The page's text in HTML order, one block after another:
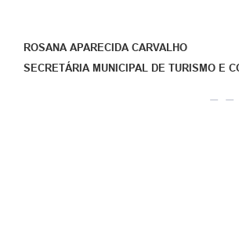
ROSANA APARECIDA CARVALHO
SECRETÁRIA MUNICIPAL DE TURISMO E